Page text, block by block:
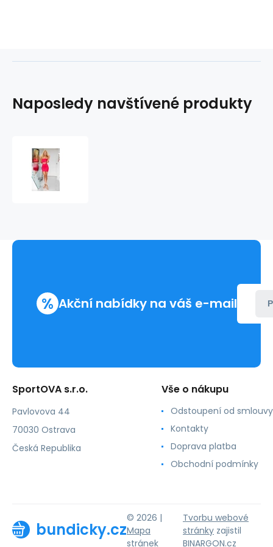
Naposledy navštívené produkty
% Akční nabídky na váš e-mail
SportOVA s.r.o.
Pavlovova 44
70030 Ostrava
Česká Republika
Vše o nákupu
Odstoupení od smlouvy
Kontakty
Doprava platba
Obchodní podmínky
bundicky.cz
© 2026 |
Mapa
stránek
Tvorbu webové
stránky zajistil
BINARGON.cz